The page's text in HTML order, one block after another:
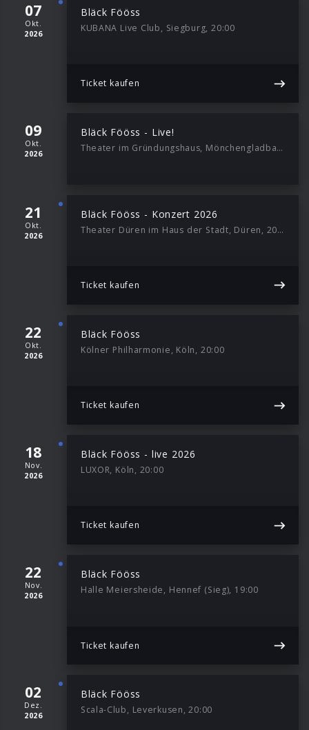
07
Okt.
2026
Bläck Fööss
KUBANA Live Club, Siegburg, 20:00
Ticket kaufen
09
Okt.
2026
Bläck Fööss - Live!
Theater im Gründungshaus, Mönchengladbach, 19:30
21
Okt.
2026
Bläck Fööss - Konzert 2026
Theater Düren im Haus der Stadt, Düren, 20:00
Ticket kaufen
22
Okt.
2026
Bläck Fööss
Kölner Philharmonie, Köln, 20:00
Ticket kaufen
18
Nov.
2026
Bläck Fööss - live 2026
LUXOR, Köln, 20:00
Ticket kaufen
22
Nov.
2026
Bläck Fööss
Halle Meiersheide, Hennef (Sieg), 19:00
Ticket kaufen
02
Dez.
2026
Bläck Fööss
Scala-Club, Leverkusen, 20:00